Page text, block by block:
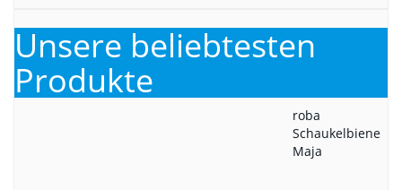
Unsere beliebtesten
Produkte
roba
Schaukelbiene
Maja